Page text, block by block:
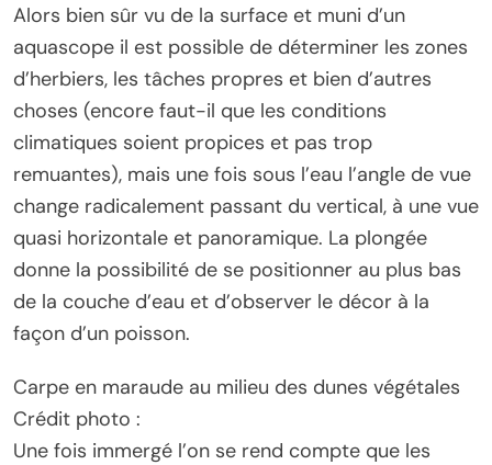
Alors bien sûr vu de la surface et muni d’un
aquascope il est possible de déterminer les zones
d’herbiers, les tâches propres et bien d’autres
choses (encore faut-il que les conditions
climatiques soient propices et pas trop
remuantes), mais une fois sous l’eau l’angle de vue
change radicalement passant du vertical, à une vue
quasi horizontale et panoramique. La plongée
donne la possibilité de se positionner au plus bas
de la couche d’eau et d’observer le décor à la
façon d’un poisson.
Carpe en maraude au milieu des dunes végétales
Crédit photo :
Une fois immergé l’on se rend compte que les